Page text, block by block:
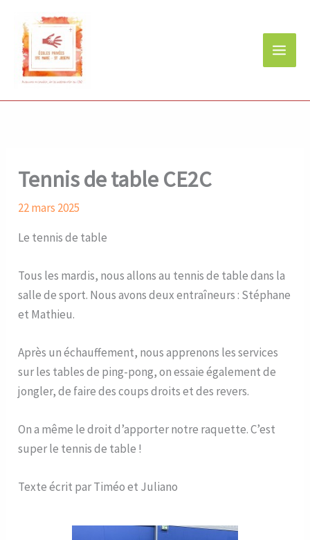
contenu
Tennis de table CE2C
22 mars 2025
Le tennis de table
Tous les mardis, nous allons au tennis de table dans la
salle de sport. Nous avons deux entraîneurs : Stéphane
et Mathieu.
Après un échauffement, nous apprenons les services
sur les tables de ping-pong, on essaie également de
jongler, de faire des coups droits et des revers.
On a même le droit d’apporter notre raquette. C’est
super le tennis de table !
Texte écrit par Timéo et Juliano